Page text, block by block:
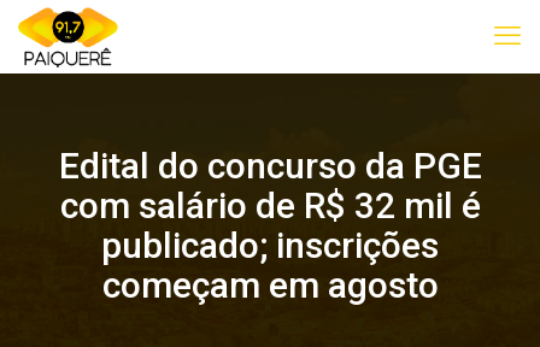
Edital do concurso da PGE
com salário de R$ 32 mil é
publicado; inscrições
começam em agosto